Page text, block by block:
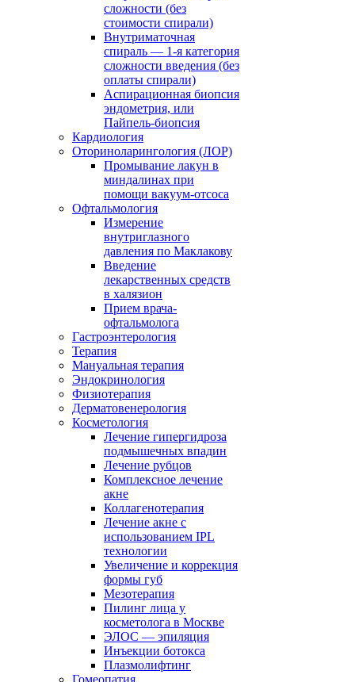
сложности (без
стоимости спирали)
Внутриматочная
спираль — 1-я категория
сложности введения (без
оплаты спирали)
Аспирационная биопсия
эндометрия, или
Пайпель-биопсия
Кардиология
Оториноларингология (ЛОР)
Промывание лакун в
миндалинах при
помощи вакуум-отсоса
Офтальмология
Измерение
внутриглазного
давления по Маклакову
Введение
лекарственных средств
в халязион
Прием врача-
офтальмолога
Гастроэнтерология
Терапия
Мануальная терапия
Эндокринология
Физиотерапия
Дерматовенерология
Косметология
Лечение гипергидроза
подмышечных впадин
Лечение рубцов
Комплексное лечение
акне
Коллагенотерапия
Лечение акне с
использованием IPL
технологии
Увеличение и коррекция
формы губ
Мезотерапия
Пилинг лица у
косметолога в Москве
ЭЛОС — эпиляция
Инъекции ботокса
Плазмолифтинг
Гомеопатия